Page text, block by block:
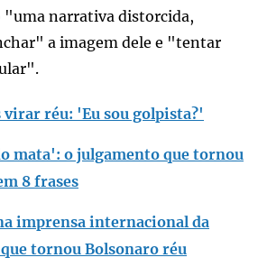
"uma narrativa distorcida,
a imagem dele e "tentar
virar réu: 'Eu sou golpista?'
mata': o julgamento que tornou
8 frases
imprensa internacional da
que tornou Bolsonaro réu